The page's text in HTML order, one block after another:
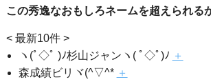
この秀逸なおもしろネームを超えられる
< 最新10件 >
ヽ(ﾟ◇ﾟ )ﾉ杉山ジャンヽ( ﾟ◇ﾟ)ﾉ ＋
森成績ビリヾ(^▽^* ＋